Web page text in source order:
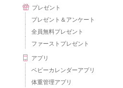
プレゼント
プレゼント＆アンケート
全員無料プレゼント
ファーストプレゼント
アプリ
ベビーカレンダーアプリ
体重管理アプリ